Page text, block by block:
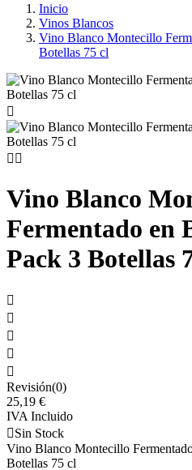
Inicio
Vinos Blancos
Vino Blanco Montecillo
Botellas 75 cl

 
Vino Blanco
Fermentado en
Pack 3 Botellas





Revisión(0)
25,19 €
IVA Incluido
Sin Stock
Vino Blanco Montecillo
Botellas 75 cl